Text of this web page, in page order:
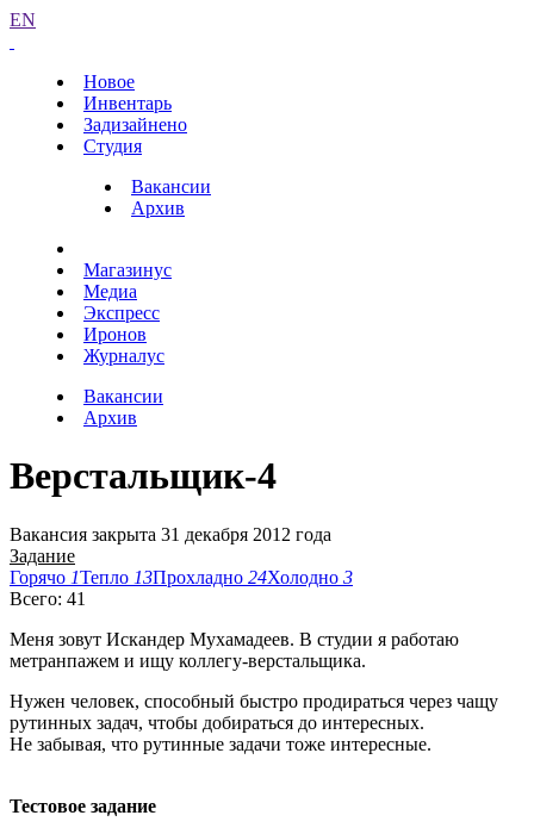
EN
Новое
Инвентарь
Задизайнено
Студия
Вакансии
Архив
Магазинус
Медиа
Экспресс
Иронов
Журналус
Вакансии
Архив
Верстальщик-4
Вакансия закрыта 31 декабря 2012 года
Задание
Горячо 1Тепло 13Прохладно 24Холодно 3
Всего: 41
Меня зовут Искандер Мухамадеев. В студии я работаю
метранпажем и ищу коллегу-верстальщика.
Нужен человек, способный быстро продираться через чащу
рутинных задач, чтобы добираться до интересных.
Не забывая, что рутинные задачи тоже интересные.
Тестовое задание